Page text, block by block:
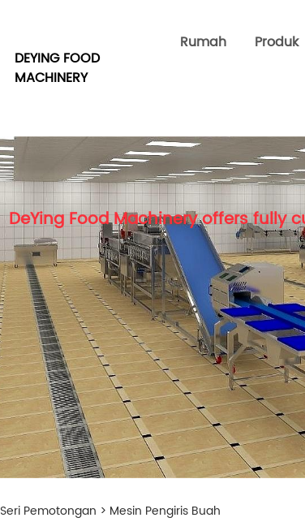
DEYING FOOD
MACHINERY
Rumah Produk
DeYing Food Machinery offers fully
Seri Pemotongan > Mesin Pengiris Buah